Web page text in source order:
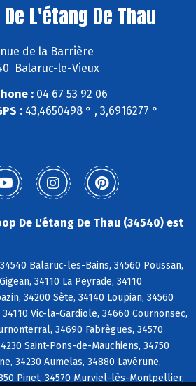
L'étang De Thau
de la Barrière
Balaruc-le-Vieux
:04 67 53 92 06
: 43,4650498 ° , 3,6916277 °
De L'étang De Thau (34540) est
Balaruc-les-Bains, 34560 Poussan,
34110 La Peyrade, 34110
34200 Sète, 34140 Loupian, 34560
Vic-la-Gardiole, 34660 Cournonsec,
34690 Fabrègues, 34570
Saint-Pons-de-Mauchiens, 34750
34230 Aumelas, 34880 Lavérune,
Pinet, 34570 Murviel-lès-Montpellier,